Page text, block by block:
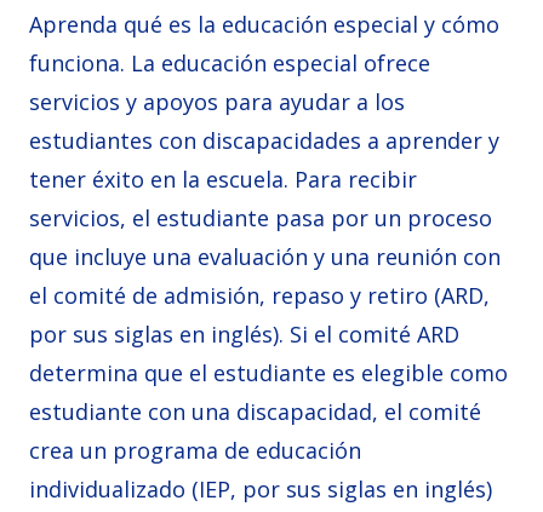
Aprenda qué es la educación especial y cómo
funciona. La educación especial ofrece
servicios y apoyos para ayudar a los
estudiantes con discapacidades a aprender y
tener éxito en la escuela. Para recibir
servicios, el estudiante pasa por un proceso
que incluye una evaluación y una reunión con
el comité de admisión, repaso y retiro (ARD,
por sus siglas en inglés). Si el comité ARD
determina que el estudiante es elegible como
estudiante con una discapacidad, el comité
crea un programa de educación
individualizado (IEP, por sus siglas en inglés)